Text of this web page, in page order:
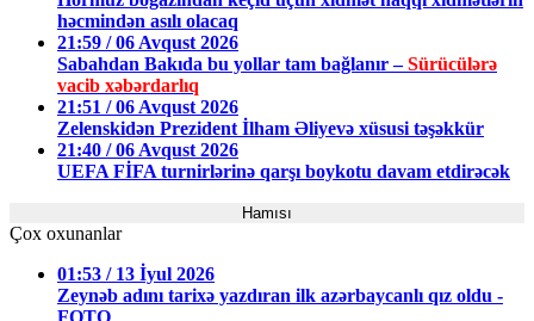
həcmindən asılı olacaq
21:59 / 06 Avqust 2026
Sabahdan Bakıda bu yollar tam bağlanır –Sürücülərə
vacib xəbərdarlıq
21:51 / 06 Avqust 2026
Zelenskidən Prezident İlham Əliyevə xüsusi təşəkkür
21:40 / 06 Avqust 2026
UEFA FİFA turnirlərinə qarşı boykotu davam etdirəcək
Hamısı
Çox oxunanlar
01:53 / 13 İyul 2026
Zeynəb adını tarixə yazdıran ilk azərbaycanlı qız oldu -
FOTO